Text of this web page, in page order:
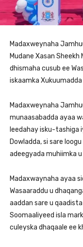
Madaxweynaha
Mudane Xasan
dhismaha cusub ee
iskaamka
Madaxweynaha
munaasabadda ayaa
leedahay isku-tashiga
Dowladda, si sare
adeegyada muhiimka u
Madaxwaynaha ayaa
Wasaaraddu u
aaddan sare u
Soomaaliyeed isla
culeyska dhaqaale ee